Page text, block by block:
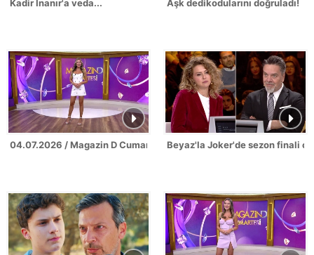
Kadir İnanır'a veda... Aşk dedikodularını doğruladı!
04.07.2026 / Magazin D Cumartesi Beyaz'la Joker'de sezon finali